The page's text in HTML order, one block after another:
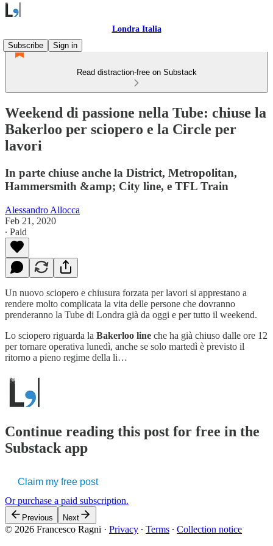
Londra Italia
Subscribe
Sign in
Read distraction-free on Substack
Weekend di passione nella Tube: chiuse la
Bakerloo per sciopero e la Circle per
lavori
In parte chiuse anche la District, Metropolitan,
Hammersmith &amp; City line, e TFL Train
Alessandro Allocca
Feb 21, 2020
∙ Paid
Un nuovo sciopero e chiusura forzata per lavori si apprestano a
rendere molto complicata la vita delle persone che dovranno
prenderanno la Tube di Londra già da oggi e per tutto il weekend.
Lo sciopero riguarda la Bakerloo line che ha già chiuso dalle ore 12
per tornare operativa lunedì, anche se solo martedì è previsto il
ritorno a pieno regime della li…
Continue reading this post for free in the
Substack app
Claim my free post
Or purchase a paid subscription.
Previous Next
© 2026 Francesco Ragni · Privacy ∙ Terms ∙ Collection notice